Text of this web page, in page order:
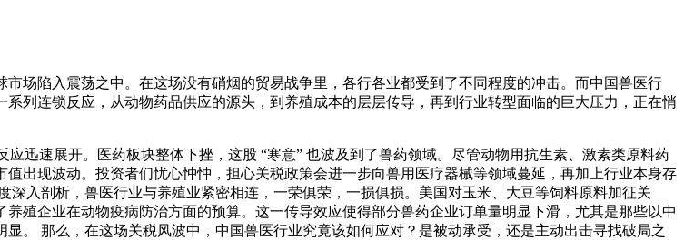
场陷入震荡之中。在这场没有硝烟的贸易战争里，各行各业都受到了不同程度的冲击。而中国兽医行
列连锁反应，从动物药品供应的源头，到养殖成本的层层传导，再到行业转型面临的巨大压力，正在悄
迅速展开。医药板块整体下挫，这股 “寒意” 也波及到了兽药领域。尽管动物用抗生素、激素类原料药
出现波动。投资者们忧心忡忡，担心关税政策会进一步向兽用医疗器械等领域蔓延，再加上行业本身存
入剖析，兽医行业与养殖业紧密相连，一荣俱荣，一损俱损。美国对玉米、大豆等饲料原料加征关
殖企业在动物疫病防治方面的预算。这一传导效应使得部分兽药企业订单量明显下滑，尤其是那些以中
。 那么，在这场关税风波中，中国兽医行业究竟该如何应对？是被动承受，还是主动出击寻找破局之